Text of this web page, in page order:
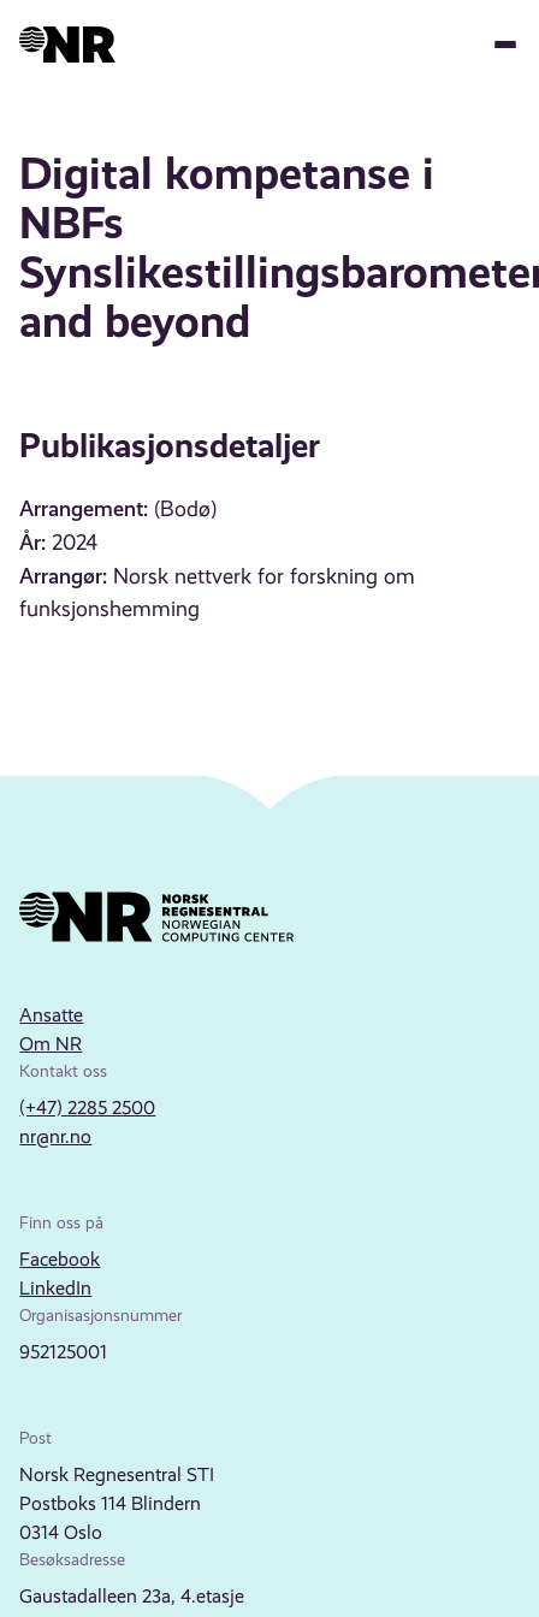
Digital kompetanse i
NBFs
and beyond
Publikasjonsdetaljer
Arrangement: (Bodø)
År: 2024
Arrangør: Norsk nettverk for forskning om
funksjonshemming
Ansatte
Om NR
Kontakt oss
(+47) 2285 2500
nr@nr.no
Finn oss på
Facebook
LinkedIn
Organisasjonsnummer
952125001
Post
Norsk Regnesentral STI
Postboks 114 Blindern
0314 Oslo
Besøksadresse
Gaustadalleen 23a, 4.etasje